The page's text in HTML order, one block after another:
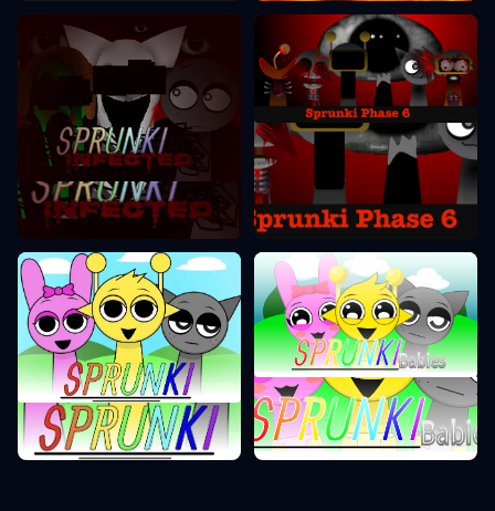
Sprunki Faas 2
Sprunki Faas 6
Sprunki Faas 1
Sprunki Faas 0